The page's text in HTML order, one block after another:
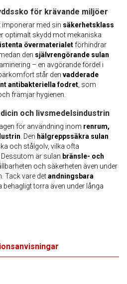
för krävande miljöer
imponerar med sin säkerhetsklass
optimalt skydd mot mekaniska
övermaterialetförhindrar
den självrengörande sulan
– en avgörande fördel i
står den vadderade
antibakteriella fodret , som
främjar hygienen.
och livsmedelsindustrin
för användning inom renrum,
. Den hälgreppssäkra sulan
och stålgolv, vilka ofta
är sulan bränsle- och
och säkerheten även under
Tack vare detandningsbara
behagligt torra även under långa